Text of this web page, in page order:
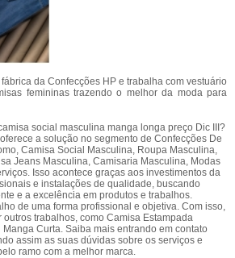
da Confecções HP e trabalha com vestuário
femininas trazendo o melhor da moda para
social masculina manga longa preço Dic III?
a solução no segmento de Confecções De
Camisa Social Masculina, Roupa Masculina,
Jeans Masculina, Camisaria Masculina, Modas
Isso acontece graças aos investimentos da
e instalações de qualidade, buscando
e a excelência em produtos e trabalhos.
de uma forma profissional e objetiva. Com isso,
trabalhos, como Camisa Estampada
Curta. Saiba mais entrando em contato
assim as suas dúvidas sobre os serviços e
ramo com a melhor marca.